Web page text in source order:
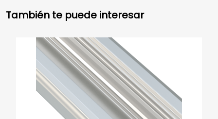
También te puede interesar